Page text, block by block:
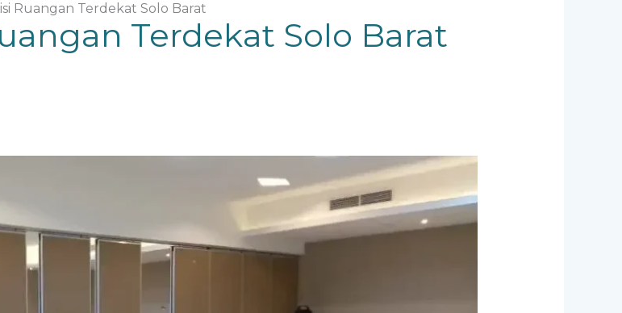
Ruangan Terdekat Solo Barat
Terdekat Solo Barat